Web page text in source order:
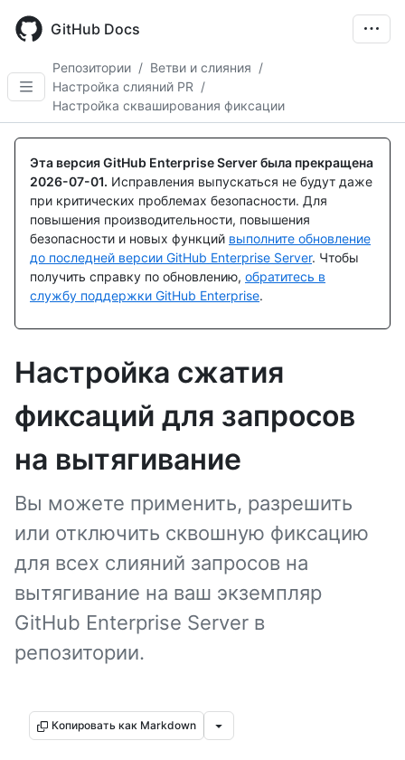
main
GitHub Docs
Репозитории / Ветви и слияния /
Настройка слияний PR /
Настройка скваширования фиксации
Эта версия GitHub Enterprise Server была прекращена
2026-07-01. Исправления выпускаться не будут даже
при критических проблемах безопасности. Для
повышения производительности, повышения
безопасности и новых функций выполните обновление
до последней версии GitHub Enterprise Server. Чтобы
получить справку по обновлению, обратитесь в
службу поддержки GitHub Enterprise.
Настройка сжатия
фиксаций для запросов
на вытягивание
Вы можете применить, разрешить
или отключить сквошную фиксацию
для всех слияний запросов на
вытягивание на ваш экземпляр
GitHub Enterprise Server в
репозитории.
Копировать как Markdown